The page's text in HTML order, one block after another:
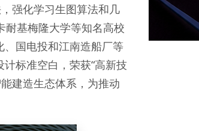
强化学习生图算法和几
耐基梅隆大学等知名高校
国电投和江南造船厂等
标准空白，荣获“高新技
建造生态体系，为推动